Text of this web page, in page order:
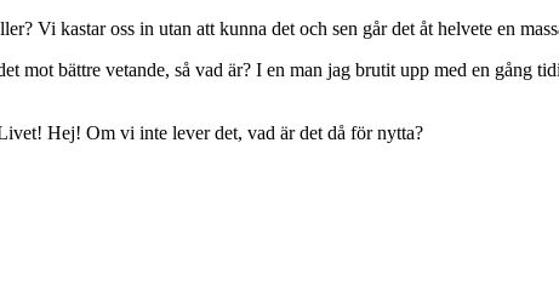
Vi kastar oss in utan att kunna det och sen går det åt helvete en
mot bättre vetande, så vad är? I en man jag brutit upp med en
Hej! Om vi inte lever det, vad är det då för nytta?